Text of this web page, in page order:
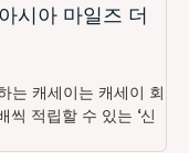
시아 마일즈 더
는 캐세이는 캐세이 회
적립할 수 있는 ‘신